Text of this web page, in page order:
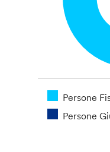
Persone
Persone